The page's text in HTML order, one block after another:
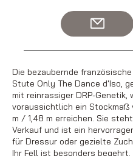
Die bezaubernde
Stute Only The Dance d'Iso,
mit reinrassiger DRP-Genetik,
voraussichtlich ein Stockmaß
m / 1,48 m erreichen. Sie
Verkauf und ist ein
für Dressur oder gezielte
Ihr Fell ist besonders begehrt.